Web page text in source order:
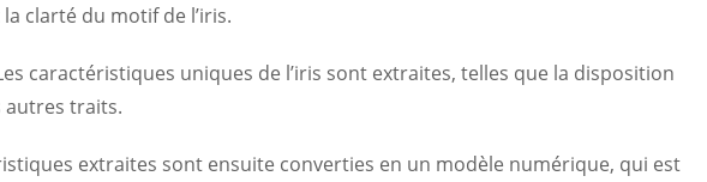
clarté du motif de l’iris.
caractéristiques uniques de l’iris sont extraites, telles que la disposition
autres traits.
extraites sont ensuite converties en un modèle numérique, qui est